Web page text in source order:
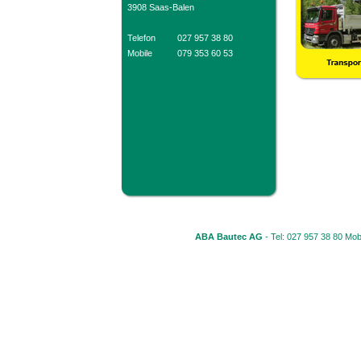
3908 Saas-Balen
Telefon
027 957 38 80
Mobile
079 353 60 53
ABA Bautec AG - Tel: 027 957 38 80